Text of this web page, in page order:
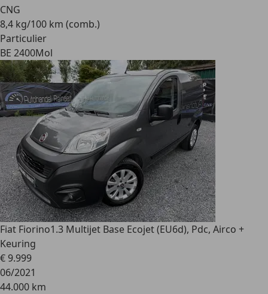
CNG
8,4 kg/100 km (comb.)
Particulier
BE 2400Mol
Fiat Fiorino1.3 Multijet Base Ecojet (EU6d), Pdc, Airco +
Keuring
€ 9.999
06/2021
44.000 km